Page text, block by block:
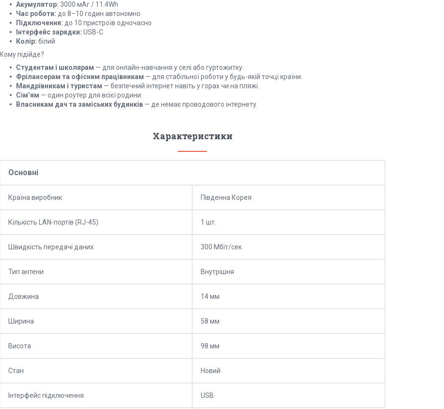
Акумулятор: 3000 мАг / 11.4Wh
Час роботи: до 8–10 годин автономно
Підключення: до 10 пристроїв одночасно
Інтерфейс зарядки: USB-C
Колір: білий
Кому підійде?
Студентам і школярам — для онлайн-навчання у селі або гуртожитку.
Фрілансерам та офісним працівникам — для стабільної роботи у будь-якій точці країни.
Мандрівникам і туристам — безпечний інтернет навіть у горах чи на пляжі.
Сім’ям — один роутер для всієї родини.
Власникам дач та заміських будинків — де немає проводового інтернету.
Характеристики
Основні
Країна виробник Південна Корея
Кількість LAN-портів (RJ-45) 1 шт.
Швидкість передачі даних 300 Мбіт/сек
Тип антени Внутрішня
Довжина 14 мм
Ширина 58 мм
Висота 98 мм
Стан Новий
Інтерфейс підключення USB